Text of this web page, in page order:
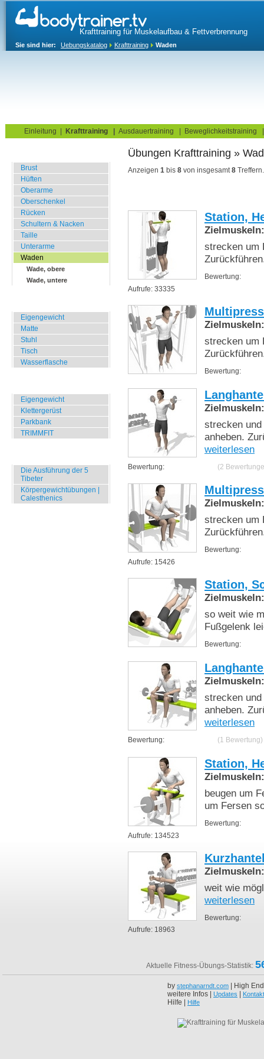
Krafttraining für Muskelaufbau & Fettverbrennung
Sie sind hier: Uebungskatalog Krafttraining Waden
Einleitung Krafttraining Ausdauertraining Beweglichkeitstraining
Brust
Hüften
Oberarme
Oberschenkel
Rücken
Schultern & Nacken
Taille
Unterarme
Waden
Wade, obere
Wade, untere
Eigengewicht
Matte
Stuhl
Tisch
Wasserflasche
Eigengewicht
Klettergerüst
Parkbank
TRIMMFIT
Die Ausführung der 5
Tibeter
Körpergewichtübungen |
Calesthenics
Übungen Krafttraining »
Anzeigen 1 bis 8 von insgesamt8 Treffern.
Station,
Zielmuskeln:
strecken um
Bewertung:
Aufrufe: 33335
Zielmuskeln:
strecken um
Bewertung:
Zielmuskeln:
strecken
anheben.
weiterlesen
Bewertung: (2
Zielmuskeln:
strecken um
Bewertung:
Aufrufe: 15426
Station,
Zielmuskeln:
so weit wie
Fußgelenk
Bewertung:
Zielmuskeln:
strecken
anheben.
weiterlesen
Bewertung: (1 Bewertung)
Station,
Zielmuskeln:
beugen um
um Fersen
Bewertung:
Aufrufe: 134523
Zielmuskeln:
weit wie
weiterlesen
Bewertung:
Aufrufe: 18963
Aktuelle Fitness-Übungs-Statistik:
by stephanarndt.com | High
weitere Infos | Updates Kontakt
Hilfe | Hilfe